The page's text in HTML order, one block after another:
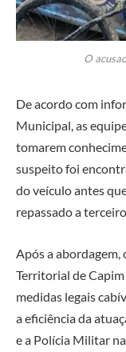
O
De acordo com
Municipal, as
tomarem
suspeito foi
do veículo antes
repassado a
Após a abordagem,
Territorial de
medidas legais
a eficiência da
e a Polícia Militar